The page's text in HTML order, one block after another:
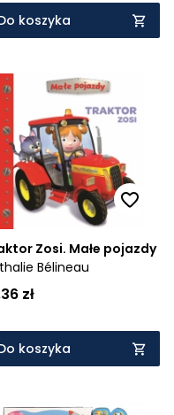
koszyka
Zosi. Małe pojazdy
Bélineau
zł
koszyka